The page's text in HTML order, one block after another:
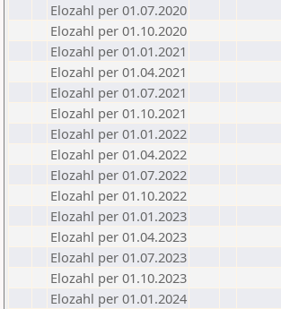
Elozahl per 01.07.2020
Elozahl per 01.10.2020
Elozahl per 01.01.2021
Elozahl per 01.04.2021
Elozahl per 01.07.2021
Elozahl per 01.10.2021
Elozahl per 01.01.2022
Elozahl per 01.04.2022
Elozahl per 01.07.2022
Elozahl per 01.10.2022
Elozahl per 01.01.2023
Elozahl per 01.04.2023
Elozahl per 01.07.2023
Elozahl per 01.10.2023
Elozahl per 01.01.2024